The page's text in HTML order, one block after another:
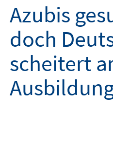
Azubis
doch
scheitert